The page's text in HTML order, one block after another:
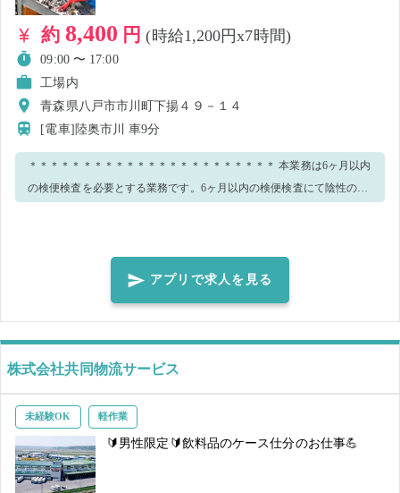
約 8,400 円(時給1,200円x7時間)
09:00 〜 17:00
工場内
青森県八戸市市川町下揚４９－１４
[電車]陸奥市川車9分
＊＊＊＊＊＊＊＊＊＊＊＊＊＊＊＊＊＊＊＊＊＊＊ 本業務は6ヶ月以内
の検便検査を必要とする業務です。6ヶ月以内の検便検査にて陰性の結
応募後24時間以内にご自身の情報をご入力のうえ送信ください。 その
後、フォームより送付先住所が確認できましたら2～4営業日で検査キ
ットを発送させていただきますので、検体を採取したうえご返送くだ
さい。 就業の2日前までに検便検査にて陰性の結果が確認できない場合
は、就業キャンセルとなる場合がございますので事前にご了承くださ
い。 ＊＊＊＊＊＊＊＊＊＊＊＊＊＊＊＊＊＊＊＊＊＊＊ 🌟 正社員長く
との出会いを目的としています。3日間の業務体験を通して安定して働
ける職場をお探しの方におすすめです。 3日間下記業務内容となります
（1日目はOJTを含みます。） 🌟業務内容🌟 さば、いわし、いか、ほた
ての製造全般 ・原料をカット専用の機械に並べる ・カットされた原料
アプリで求人を見る
株式会社共同物流サービス
未経験OK 軽作業
🔰男性限定🔰飲料品のケース仕分のお仕事💪